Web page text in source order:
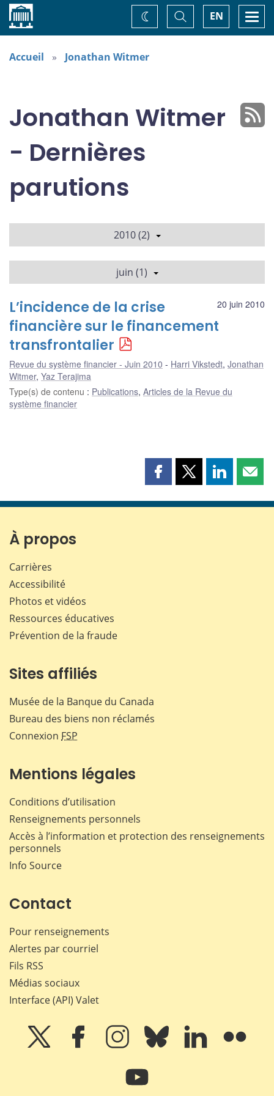
Accueil EN
Basculer
la
recherche
Changez
de
Accueil Jonathan Witmer
Jonathan Witmer
- Dernières
parutions
2010 (2)
juin (1)
20 juin 2010
L’incidence de la crise
financière sur le financement
transfrontalier
Revue du système financier - Juin 2010 Harri Vikstedt, Jonathan
Witmer, Yaz Terajima
Type(s) de contenu : Publications, Articles de la Revue du
système financier
Partager
page
Partager
page
Partager
page page
À propos
Carrières
Accessibilité
Photos et vidéos
Ressources éducatives
Prévention de la fraude
Sites affiliés
Musée de la Banque du Canada
Bureau des biens non réclamés
Connexion FSP
Mentions légales
Conditions d’utilisation
Renseignements personnels
Accès à l’information et protection des renseignements
personnels
Info Source
Contact
Pour renseignements
Alertes par courriel
Fils RSS
Médias sociaux
Interface (API) Valet